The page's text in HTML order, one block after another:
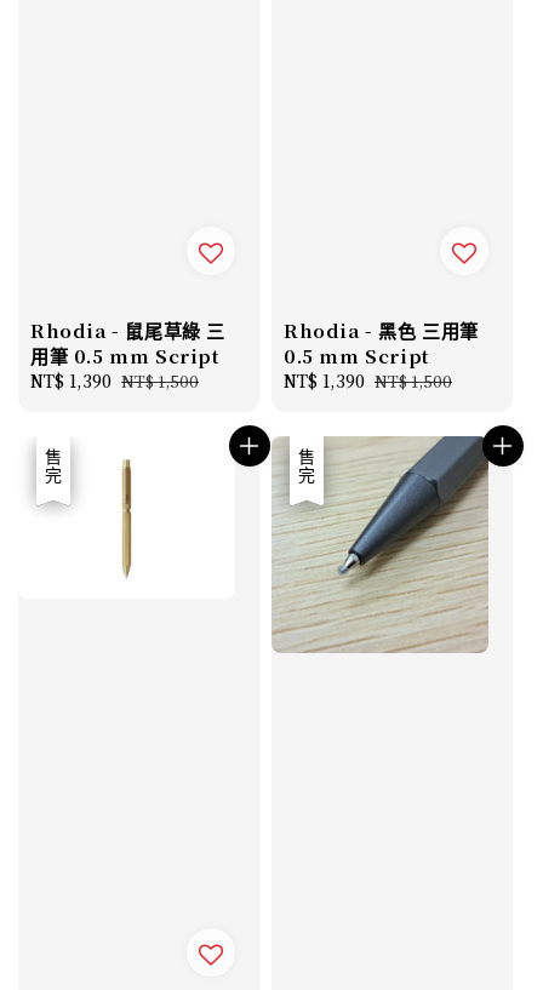
Rhodia - 鼠尾草綠 三
用筆 0.5 mm Script
Sale
NT$ 1,390 Regular
NT$ 1,500
Rhodia - 黑色 三用筆
0.5 mm Script
Sale
NT$ 1,390 Regular
NT$ 1,500
優惠
售完 優惠
售完